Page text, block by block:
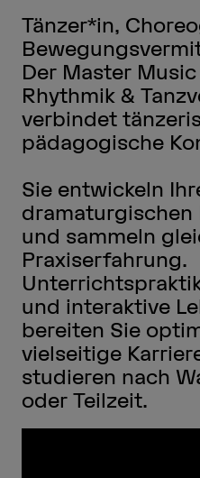
Tänzer*in,
Der Master
Rhythmik &
verbindet
pädagogische
Sie entwickeln
dramaturgischen
und sammeln
Praxiserfahrung.
und interaktive
bereiten Sie
vielseitige
studieren nach
oder Teilzeit.